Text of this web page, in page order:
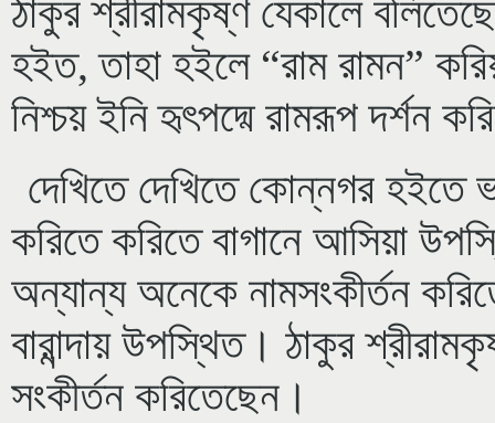
ঠাকুর শ্রীরামকৃষ্ণ যেকালে
হইত, তাহা হইলে “রাম রামন”
নিশ্চয় ইনি হৃৎপদ্মে রামরূপ দর্শন
দেখিতে দেখিতে কোন্নগর হইতে
করিতে করিতে বাগানে আসিয়া
অন্যান্য অনেকে নামসংকীর্তন
বারান্দায় উপস্থিত। ঠাকুর
সংকীর্তন করিতেছেন।